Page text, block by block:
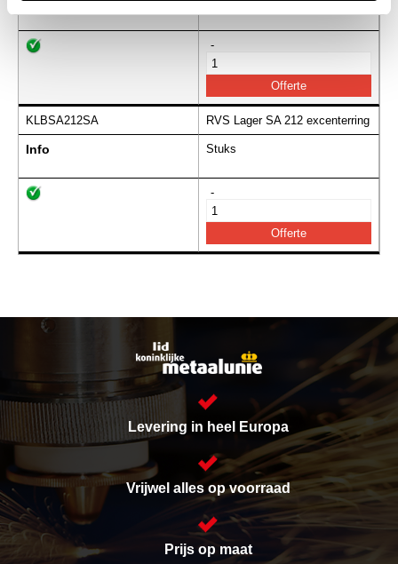
-
KLBSA212SA RVS Lager SA 212 excenterring
Info Stuks
-
Levering in heel Europa
Vrijwel alles op voorraad
Prijs op maat